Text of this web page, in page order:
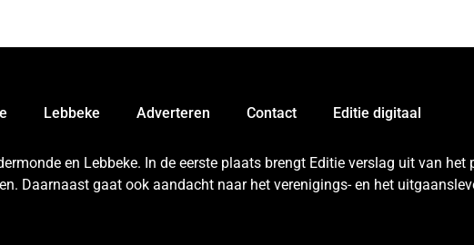
Lebbeke Adverteren Contact Editie digitaal
en Lebbeke. In de eerste plaats brengt Editie verslag uit van het
Daarnaast gaat ook aandacht naar het verenigings- en het